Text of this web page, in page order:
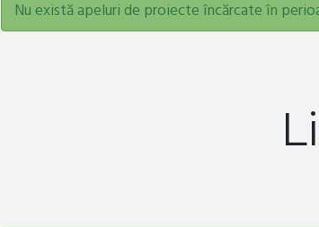
Nu există apeluri de proiecte încărcate în